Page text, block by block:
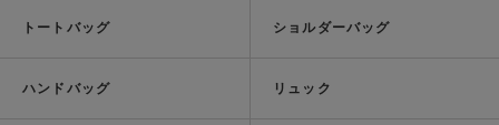
トートバッグ ショルダーバッグ
ハンドバッグ リュック